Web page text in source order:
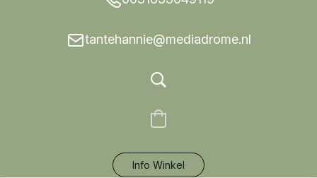
tantehannie@mediadrome.nl
Info Winkel